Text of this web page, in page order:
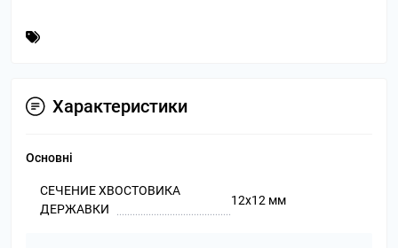
Характеристики
Основні
СЕЧЕНИЕ ХВОСТОВИКА
ДЕРЖАВКИ
12х12 мм